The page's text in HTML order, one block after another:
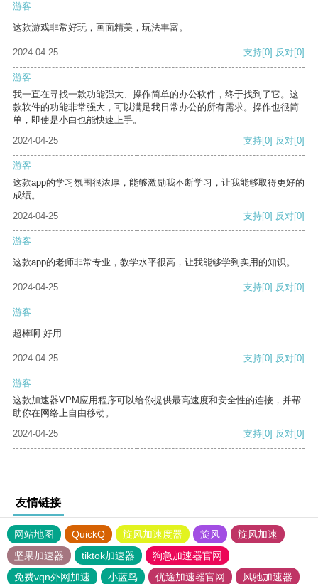
游客
这款游戏非常好玩，画面精美，玩法丰富。
2024-04-25 支持[0] 反对[0]
游客
我一直在寻找一款功能强大、操作简单的办公软件，终于找到了它。这
款软件的功能非常强大，可以满足我日常办公的所有需求。操作也很简
单，即使是小白也能快速上手。
2024-04-25
支持[0] 反对[0]
游客
这款app的学习氛围很浓厚，能够激励我不断学习，让我能够取得更好的
成绩。
2024-04-25
支持[0] 反对[0]
游客
这款app的老师非常专业，教学水平很高，让我能够学到实用的知识。
2024-04-25 支持[0] 反对[0]
游客
超棒啊 好用
2024-04-25 支持[0] 反对[0]
游客
这款加速器VPM应用程序可以给你提供最高速度和安全性的连接，并帮
助你在网络上自由移动。
2024-04-25
支持[0] 反对[0]
友情链接
网站地图 QuickQ 旋风加速度器 旋风
旋风加速
坚果加速器
tiktok加速器
狗急加速器官网
免费vqn外网加速
小蓝鸟 优途加速器官网 风驰加速器